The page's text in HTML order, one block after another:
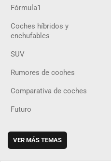
Fórmula1
Coches híbridos y
enchufables
SUV
Rumores de coches
Comparativa de coches
Futuro
VER MÁS TEMAS